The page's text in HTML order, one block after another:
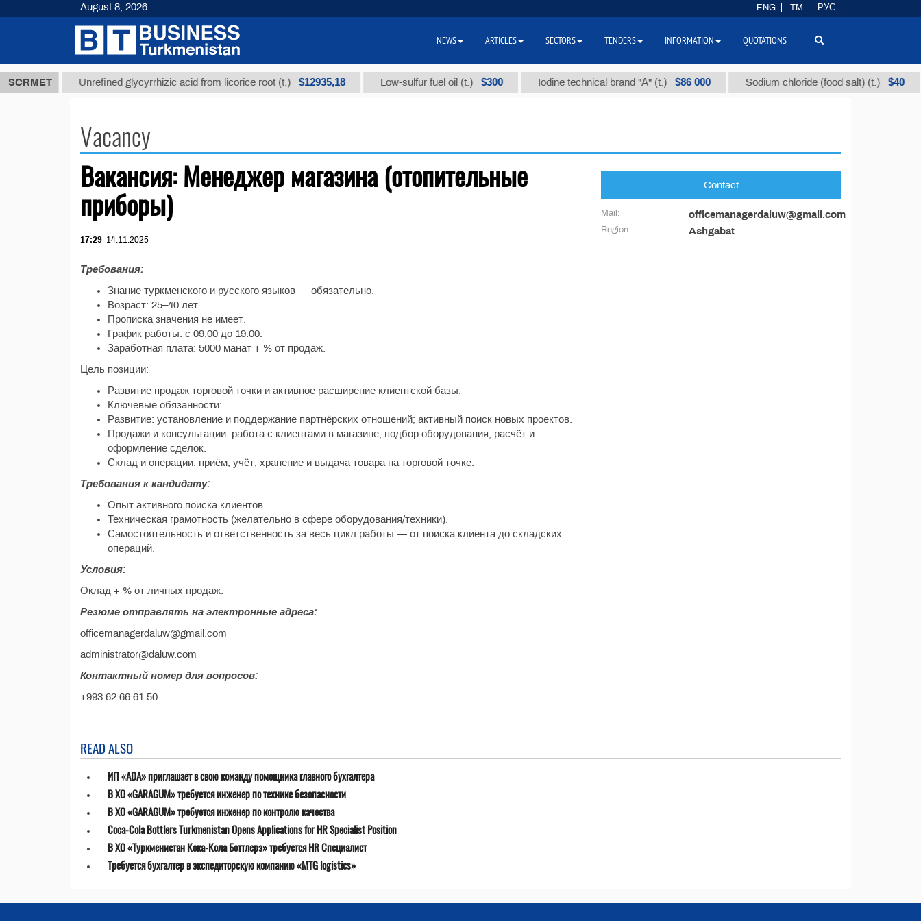
SCRMET
ТМТ Unrefined glycyrrhizic acid from licorice root (t.) $12935,18 Low-sulfur fuel oil (t.) $300 Iodine technical brand "А" (t.) $86 000 Sodium chloride (food salt) (t.) $40
Vacancy
Вакансия: Менеджер магазина (отопительные
приборы)
17:29 14.11.2025
Требования:
Знание туркменского и русского языков — обязательно.
Возраст: 25–40 лет.
Прописка значения не имеет.
График работы: с 09:00 до 19:00.
Заработная плата: 5000 манат + % от продаж.
Цель позиции:
Развитие продаж торговой точки и активное расширение клиентской базы.
Ключевые обязанности:
Развитие: установление и поддержание партнёрских отношений; активный поиск новых проектов.
Продажи и консультации: работа с клиентами в магазине, подбор оборудования, расчёт и
оформление сделок.
Склад и операции: приём, учёт, хранение и выдача товара на торговой точке.
Требования к кандидату:
Опыт активного поиска клиентов.
Техническая грамотность (желательно в сфере оборудования/техники).
Самостоятельность и ответственность за весь цикл работы — от поиска клиента до складских
операций.
Условия:
Оклад + % от личных продаж.
Резюме отправлять на электронные адреса:
officemanagerdaluw@gmail.com
administrator@daluw.com
Контактный номер для вопросов:
+993 62 66 61 50
Contact
Mail: officemanagerdaluw@gmail.com
Region: Ashgabat
READ ALSO
ИП «ADA» приглашает в свою команду помощника главного бухгалтера
В ХО «GARAGUM» требуется инженер по технике безопасности
В ХО «GARAGUM» требуется инженер по контролю качества
Coca-Cola Bottlers Turkmenistan Opens Applications for HR Specialist Position
В ХО «Туркменистан Кока-Кола Боттлерз» требуется HR Специалист
Требуется бухгалтер в экспедиторскую компанию «MTG logistics»
August 8, 2026 ENG TM РУС
NEWS ARTICLES SECTORS TENDERS INFORMATION QUOTATIONS